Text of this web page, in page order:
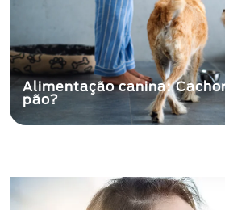
Alimentação canina:
pão?